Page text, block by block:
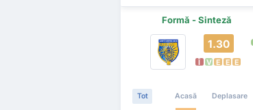
Formă - Sinteză
1.30
Î V E E E
Tot Acasă Deplasare